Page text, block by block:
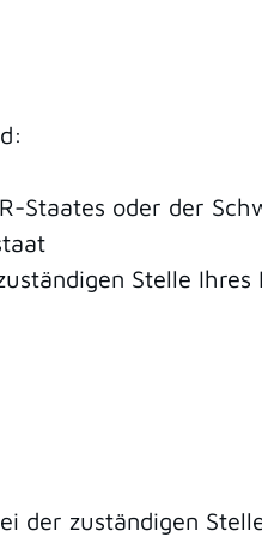
Staates oder der
Stelle
der zuständigen